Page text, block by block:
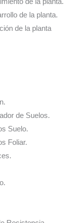
de la planta.
de la planta
de Suelos.
Suelo.
Foliar.